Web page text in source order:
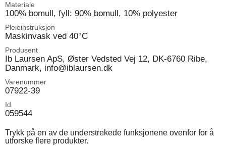
Materiale
100% bomull, fyll: 90% bomull, 10% polyester
Pleieinstruksjon
Maskinvask ved 40°C
Produsent
Ib Laursen ApS, Øster Vedsted Vej 12, DK-6760 Ribe,
Danmark, info@iblaursen.dk
Varenummer
07922-39
Id
059544
Trykk på en av de understrekede funksjonene ovenfor for å
utforske flere produkter.